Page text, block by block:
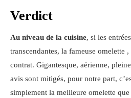
Verdict
Au niveau de la cuisine, si les
transcendantes, la fameuse omelette
contrat. Gigantesque, aérienne,
avis sont mitigés, pour notre part,
simplement la meilleure omelette